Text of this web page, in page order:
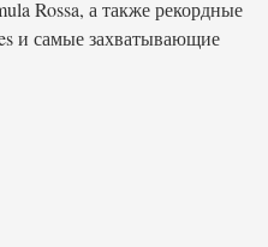
Rossa, а также рекордные
и самые захватывающие